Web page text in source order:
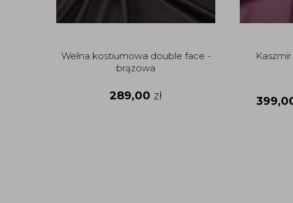
Wełna kostiumowa double face -
brązowa
289,00 zł